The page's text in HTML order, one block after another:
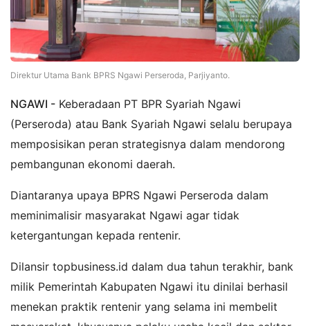
Direktur Utama Bank BPRS Ngawi Perseroda, Parjiyanto.
NGAWI - Keberadaan PT BPR Syariah Ngawi
(Perseroda) atau Bank Syariah Ngawi selalu berupaya
memposisikan peran strategisnya dalam mendorong
pembangunan ekonomi daerah.
Diantaranya upaya BPRS Ngawi Perseroda dalam
meminimalisir masyarakat Ngawi agar tidak
ketergantungan kepada rentenir.
Dilansir topbusiness.id dalam dua tahun terakhir, bank
milik Pemerintah Kabupaten Ngawi itu dinilai berhasil
menekan praktik rentenir yang selama ini membelit